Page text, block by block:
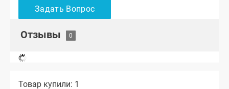
Отзывы
Товар купили: 1